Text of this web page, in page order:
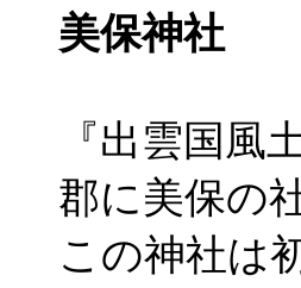
美保神社
『出雲国風
郡に美保の
この神社は